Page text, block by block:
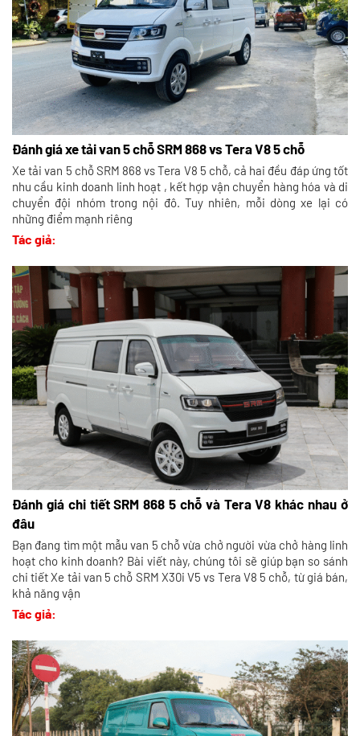
Đánh giá xe tải van 5 chỗ SRM 868 vs Tera V8 5 chỗ
Xe tải van 5 chỗ SRM 868 vs Tera V8 5 chỗ, cả hai đều đáp ứng tốt
nhu cầu kinh doanh linh hoạt , kết hợp vận chuyển hàng hóa và di
chuyển đội nhóm trong nội đô. Tuy nhiên, mỗi dòng xe lại có
những điểm mạnh riêng
Tác giả:
Đánh giá chi tiết SRM 868 5 chỗ và Tera V8 khác nhau ở
đâu
Bạn đang tìm một mẫu van 5 chỗ vừa chở người vừa chở hàng linh
hoạt cho kinh doanh? Bài viết này, chúng tôi sẽ giúp bạn so sánh
chi tiết Xe tải van 5 chỗ SRM X30i V5 vs Tera V8 5 chỗ, từ giá bán,
khả năng vận
Tác giả: